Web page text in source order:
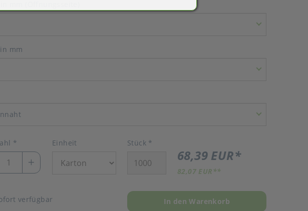
mm
* Einheit Stück *
68,39 EUR*
82,07 EUR **
verfügbar In den Warenkorb